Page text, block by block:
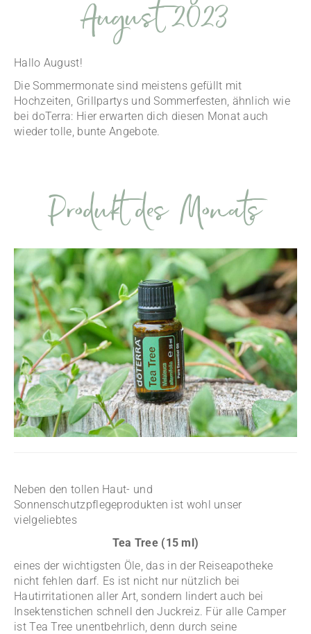
August 2023
Hallo August!
Die Sommermonate sind meistens gefüllt mit
Hochzeiten, Grillpartys und Sommerfesten, ähnlich wie
bei doTerra: Hier erwarten dich diesen Monat auch
wieder tolle, bunte Angebote.
Produkt des Monats
Neben den tollen Haut- und
Sonnenschutzpflegeprodukten ist wohl unser
vielgeliebtes
Tea Tree (15 ml)
eines der wichtigsten Öle, das in der Reiseapotheke
nicht fehlen darf. Es ist nicht nur nützlich bei
Hautirritationen aller Art, sondern lindert auch bei
Insektenstichen schnell den Juckreiz. Für alle Camper
ist Tea Tree unentbehrlich, denn durch seine